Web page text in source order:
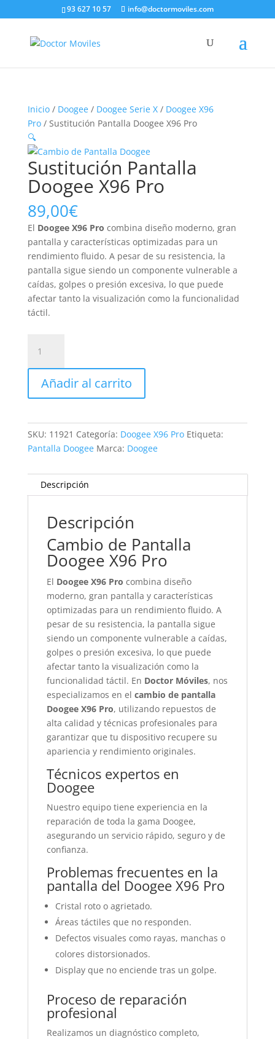
93 627 10 57 info@doctormoviles.com
Inicio/ Doogee/ Doogee Serie X/ Doogee X96
Pro/ Sustitución Pantalla Doogee X96 Pro
🔍
Sustitución Pantalla
Doogee X96 Pro
89,00€
El Doogee X96 Pro combina diseño moderno, gran
pantalla y características optimizadas para un
rendimiento fluido. A pesar de su resistencia, la
pantalla sigue siendo un componente vulnerable a
caídas, golpes o presión excesiva, lo que puede
afectar tanto la visualización como la funcionalidad
táctil.
Pantalla
Doogee
Pro
Añadir al carrito
SKU: 11921 Categoría: Doogee X96 Pro Etiqueta:
Pantalla Doogee Marca: Doogee
Descripción
Descripción
Cambio de Pantalla
Doogee X96 Pro
El Doogee X96 Pro combina diseño
moderno, gran pantalla y características
optimizadas para un rendimiento fluido. A
pesar de su resistencia, la pantalla sigue
siendo un componente vulnerable a caídas,
golpes o presión excesiva, lo que puede
afectar tanto la visualización como la
funcionalidad táctil. En Doctor Móviles, nos
especializamos en el cambio de pantalla
Doogee X96 Pro, utilizando repuestos de
alta calidad y técnicas profesionales para
garantizar que tu dispositivo recupere su
apariencia y rendimiento originales.
Técnicos expertos en
Doogee
Nuestro equipo tiene experiencia en la
reparación de toda la gama Doogee,
asegurando un servicio rápido, seguro y de
confianza.
Problemas frecuentes en la
pantalla del Doogee X96 Pro
Cristal roto o agrietado.
Áreas táctiles que no responden.
Defectos visuales como rayas, manchas o
colores distorsionados.
Display que no enciende tras un golpe.
Proceso de reparación
profesional
Realizamos un diagnóstico completo,